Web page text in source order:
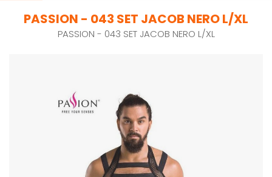
PASSION - 043 SET JACOB NERO L/XL
PASSION - 043 SET JACOB NERO L/XL